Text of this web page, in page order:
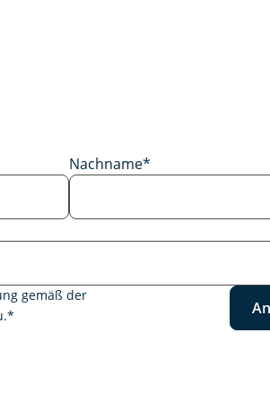
Nachname*
gemäß der
*